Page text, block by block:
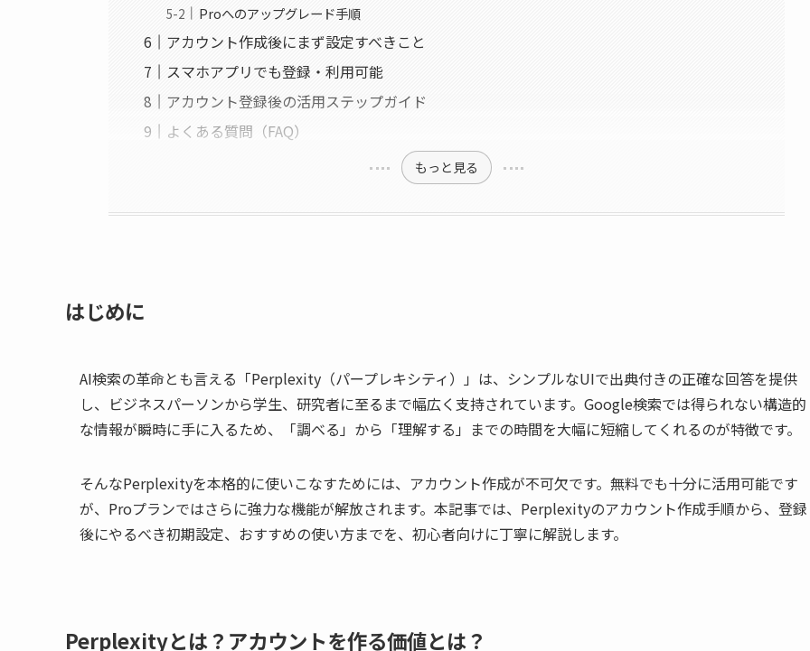
Proへのアップグレード手順
アカウント作成後にまず設定すべきこと
スマホアプリでも登録・利用可能
アカウント登録後の活用ステップガイド
よくある質問（FAQ）
もっと見る
はじめに
AI検索の革命とも言える「Perplexity（パープレキシティ）」は、シンプルなUIで出典付きの正確な回答を提供
し、ビジネスパーソンから学生、研究者に至るまで幅広く支持されています。Google検索では得られない構造的
な情報が瞬時に手に入るため、「調べる」から「理解する」までの時間を大幅に短縮してくれるのが特徴です。
そんなPerplexityを本格的に使いこなすためには、アカウント作成が不可欠です。無料でも十分に活用可能です
が、Proプランではさらに強力な機能が解放されます。本記事では、Perplexityのアカウント作成手順から、登録
後にやるべき初期設定、おすすめの使い方までを、初心者向けに丁寧に解説します。
Perplexityとは？アカウントを作る価値とは？